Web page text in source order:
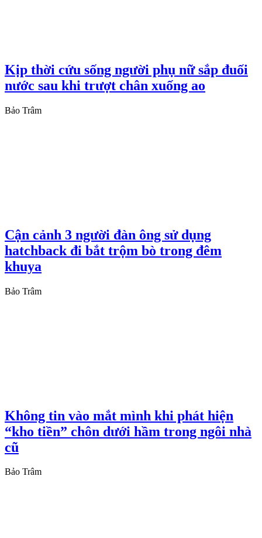
Kịp thời cứu sống người phụ nữ sắp đuối
nước sau khi trượt chân xuống ao
Bảo Trâm
Cận cảnh 3 người đàn ông sử dụng
hatchback đi bắt trộm bò trong đêm
khuya
Bảo Trâm
Không tin vào mắt mình khi phát hiện
“kho tiền” chôn dưới hầm trong ngôi nhà
cũ
Bảo Trâm